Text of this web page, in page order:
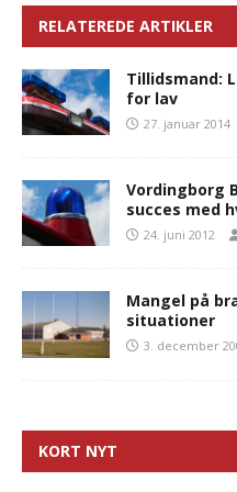
RELATEREDE ARTIKLER
Tillidsmand:
for lav
27. januar 2014
Vordingborg
succes med
24. juni 2012
Mangel på
situationer
3. december
KORT NYT